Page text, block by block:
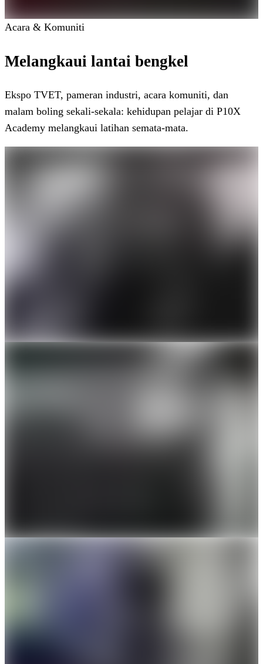
Acara & Komuniti
Melangkaui lantai bengkel
Ekspo TVET, pameran industri, acara komuniti, dan
malam boling sekali-sekala: kehidupan pelajar di P10X
Academy melangkaui latihan semata-mata.